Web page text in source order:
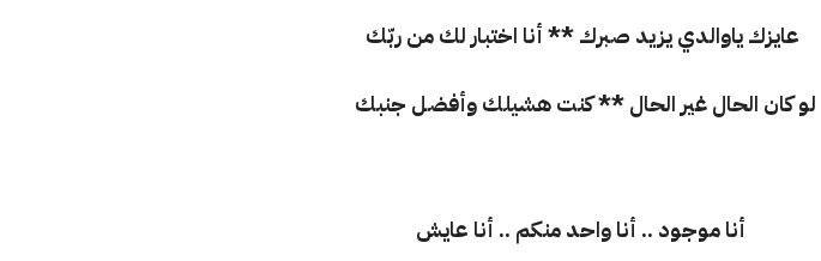
عايزك ياوالدي يزيد صبرك ** أنا اختبار لك من ربّك
لو كان الحال غير الحال ** كنت هشيلك وأفضل جنبك
أنا موجود .. أنا واحد منكم .. أنا عايش